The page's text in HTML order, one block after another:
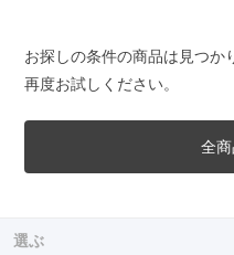
お探しの条件の商品は見つか
再度お試しください。
全
選ぶ